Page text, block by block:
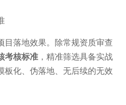
目落地效果。除常规资质审查
考核标准 ，精准筛选具备实战
板化、伪落地、无后续的无效